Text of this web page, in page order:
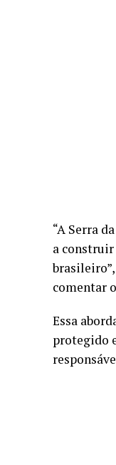
“A Serra
a
comentar
Essa
protegido